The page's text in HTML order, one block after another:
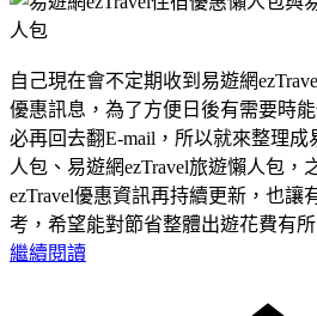
自己現在會不定期收到易遊網
優惠訊息，為了方便日後有需要時
必再回去翻E-mail，所以就來整理成
人包、易遊網ezTravel旅遊懶人包，
ezTravel優惠資訊再持續更新，也讓
考，希望能對節省整體出遊花費有所
繼續閱讀